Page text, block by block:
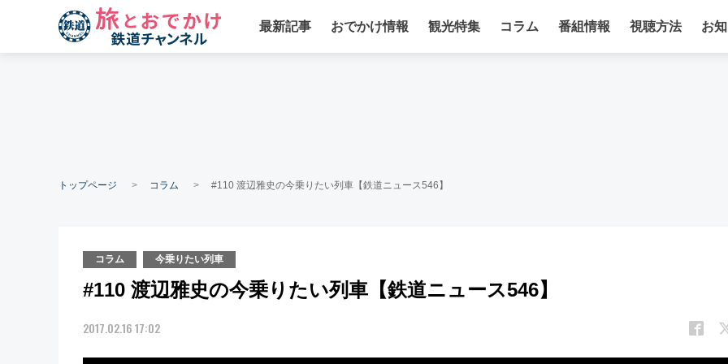
最新記事 おでかけ情報 観光特集 コラム 番組情報 視聴方法 お
トップページ コラム #110 渡辺雅史の今乗りたい列車【鉄道ニュース546】
コラム 今乗りたい列車
#110 渡辺雅史の今乗りたい列車【鉄道ニュース546】
2017.02.16 17:02